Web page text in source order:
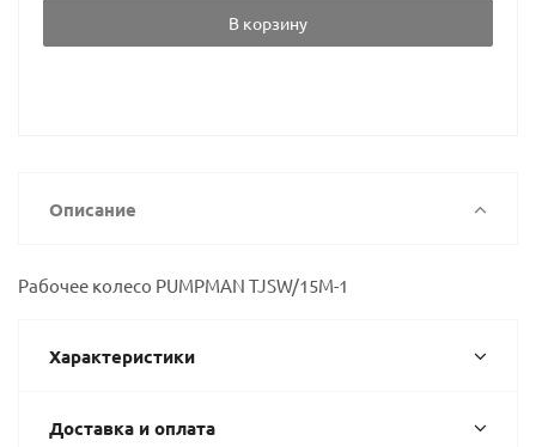
В корзину
Описание
Рабочее колесо PUMPMAN TJSW/15M-1
Характеристики
Доставка и оплата